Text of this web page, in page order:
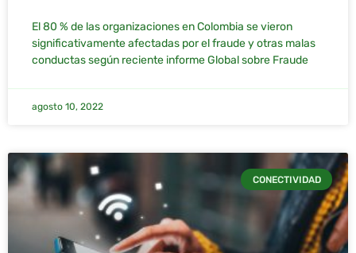
El 80 % de las organizaciones en Colombia se vieron
significativamente afectadas por el fraude y otras malas
conductas según reciente informe Global sobre Fraude
agosto 10, 2022
CONECTIVIDAD